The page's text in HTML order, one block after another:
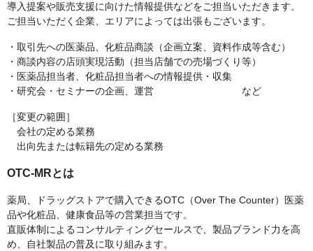
導入提案や販売支援に向けた情報提供などをご担当いただきます。
ご担当いただく企業、エリアによっては出張もございます。
・取引先への医薬品、化粧品商談（企画立案、資料作成等含む）
・商談内容の店頭実現活動（担当店舗での売場づくり等）
・医薬品担当者、化粧品担当者への情報提供・収集
・研究会・セミナーの企画、運営 など
［変更の範囲］
会社の定める業務
出向先または転籍先の定める業務
OTC-MRとは
薬局、ドラッグストアで購入できるOTC（Over The Counter）医薬
品や化粧品、健康食品等の営業担当です。
直販体制によるコンサルティングセールスで、製品ブランド力を高
め、自社製品の普及に取り組みます。